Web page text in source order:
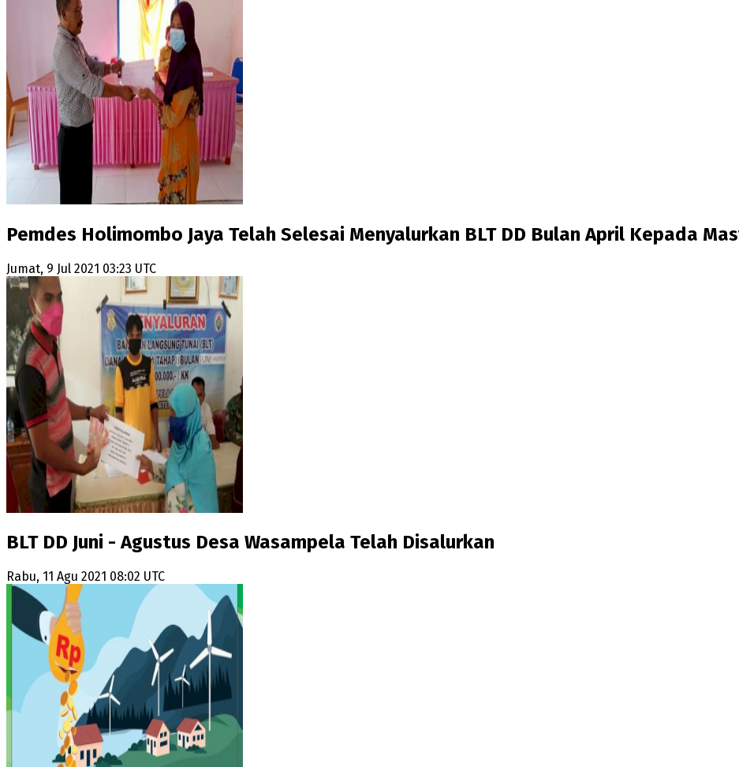
Pemdes Holimombo Jaya Telah Selesai Menyalurkan BLT DD Bulan April Kepada
Jumat, 9 Jul 2021 03:23 UTC
BLT DD Juni - Agustus Desa Wasampela Telah Disalurkan
Rabu, 11 Agu 2021 08:02 UTC